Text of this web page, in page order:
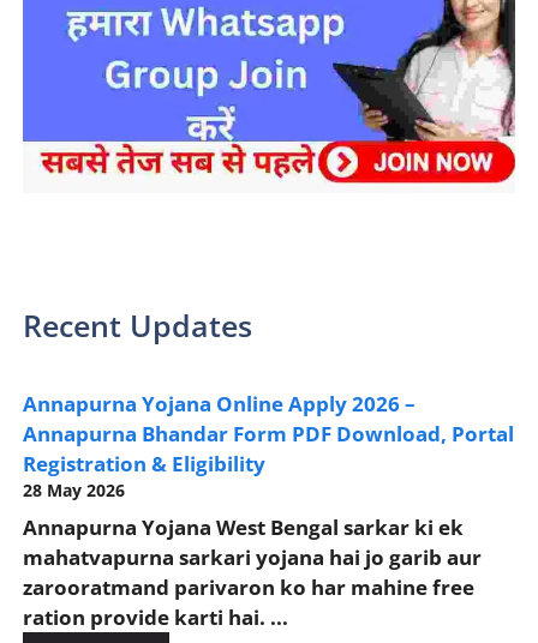
Recent Updates
Annapurna Yojana Online Apply 2026 –
Annapurna Bhandar Form PDF Download, Portal
Registration & Eligibility
28 May 2026
Annapurna Yojana West Bengal sarkar ki ek
mahatvapurna sarkari yojana hai jo garib aur
zarooratmand parivaron ko har mahine free
ration provide karti hai. ...